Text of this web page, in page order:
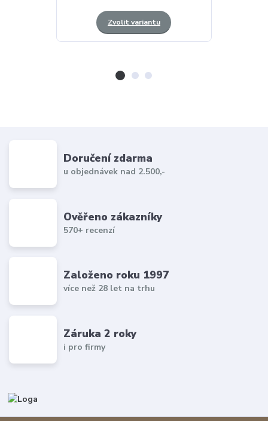
Zvolit variantu
Doručení zdarma
u objednávek nad 2.500,-
Ověřeno zákazníky
570+ recenzí
Založeno roku 1997
více než 28 let na trhu
Záruka 2 roky
i pro firmy